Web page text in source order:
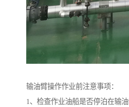
输油臂操作作业前注意事项：
1、检查作业油船是否停泊在输油